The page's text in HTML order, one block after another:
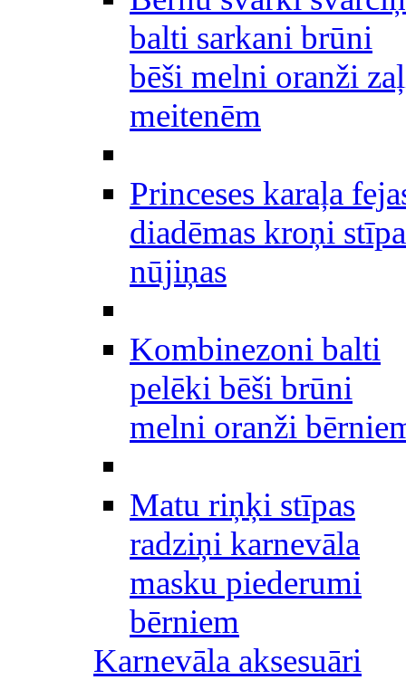
balti sarkani brūni
bēši melni oranži
meitenēm
Princeses karaļa
diadēmas kroņi
nūjiņas
Kombinezoni balti
pelēki bēši brūni
melni oranži
Matu riņķi stīpas
radziņi karnevāla
masku piederumi
bērniem
Karnevāla aksesuāri